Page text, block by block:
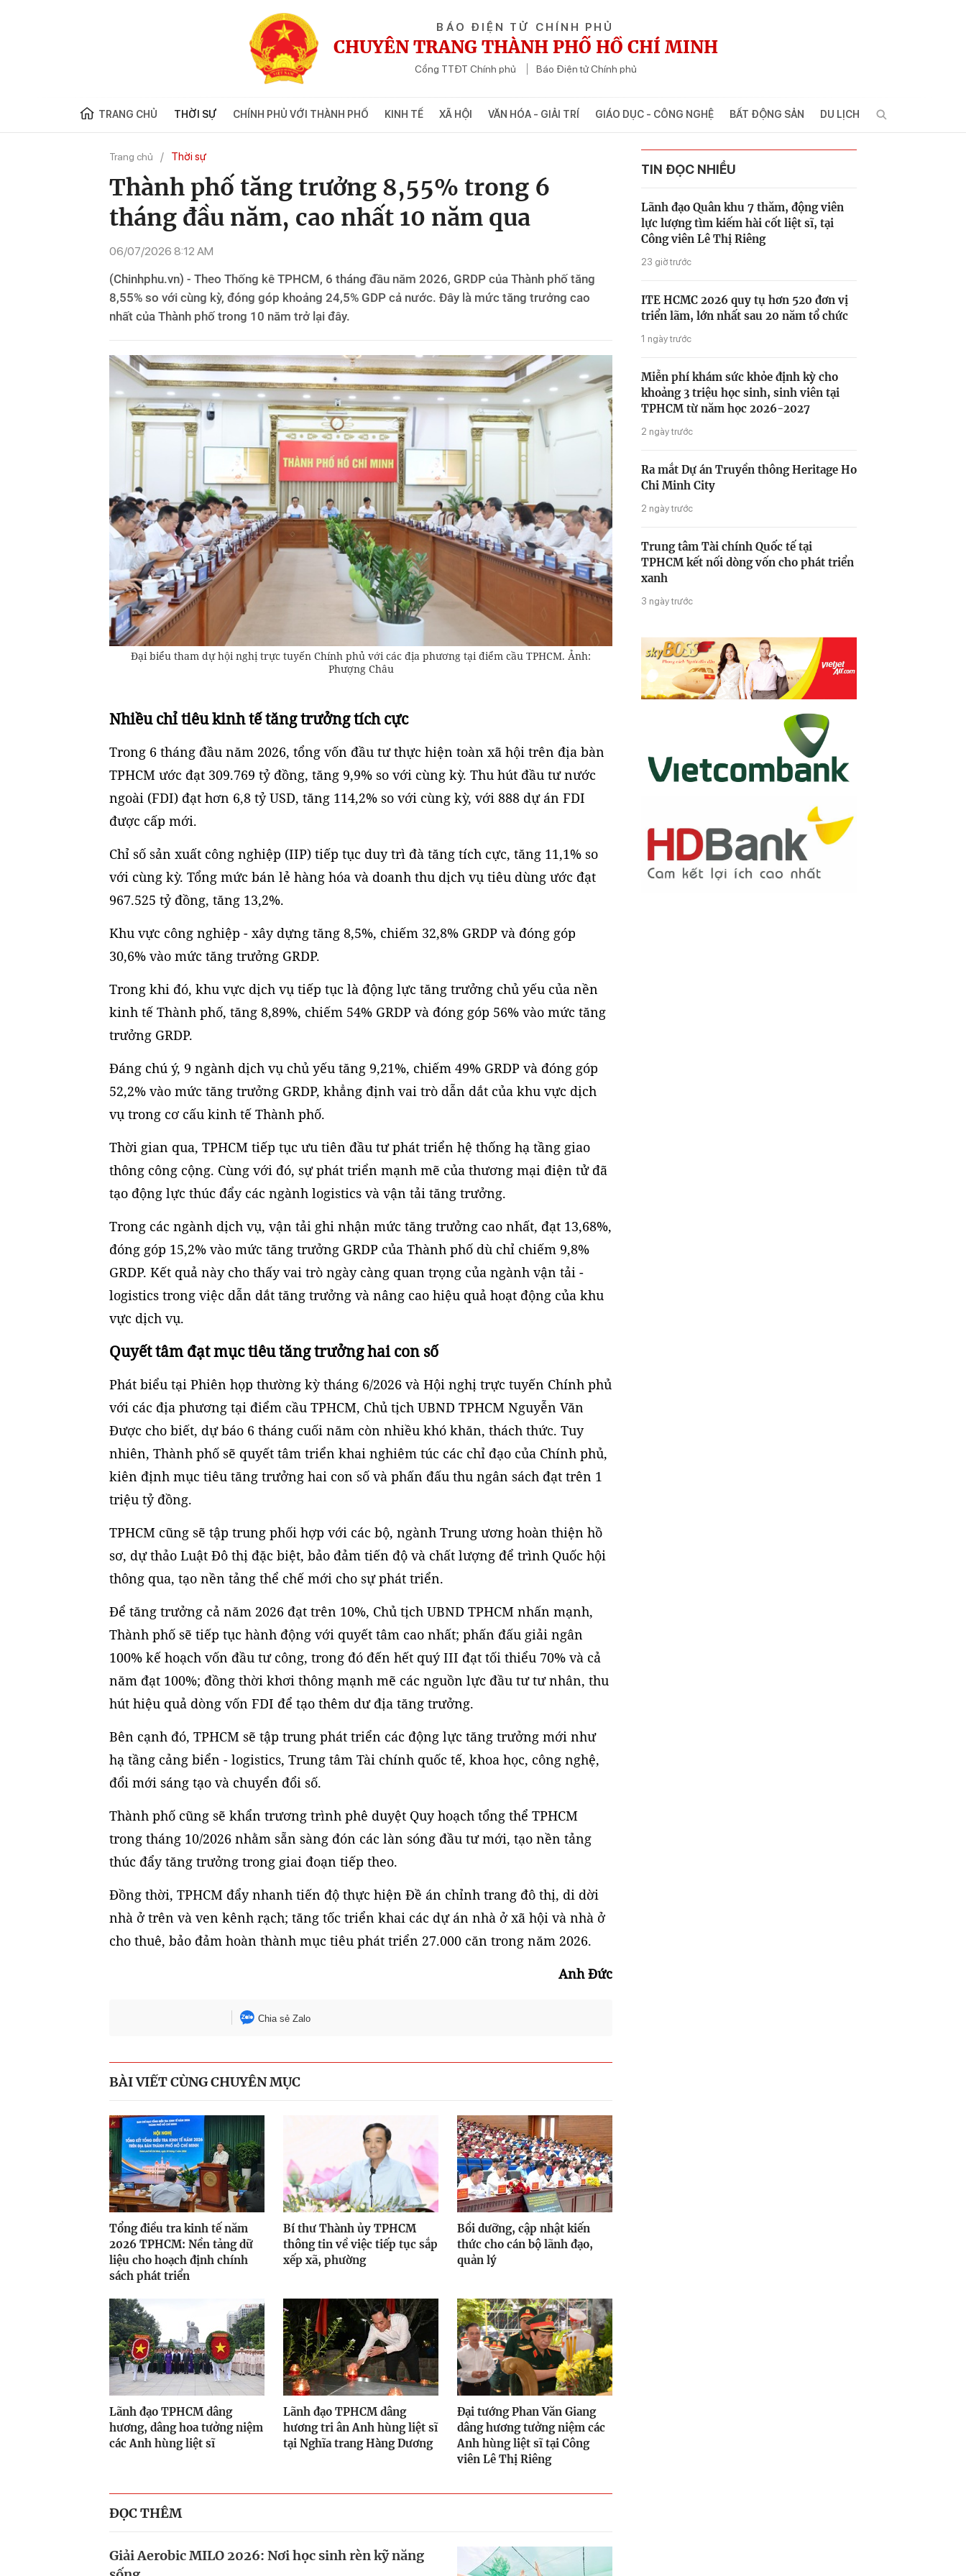
BÁO ĐIỆN TỬ CHÍNH PHỦ
CHUYÊN TRANG THÀNH PHỐ HỒ CHÍ MINH
Cổng TTĐT Chính phủ Báo Điện tử Chính phủ
TRANG CHỦ THỜI SỰ CHÍNH PHỦ VỚI THÀNH PHỐ KINH TẾ XÃ HỘI VĂN HÓA - GIẢI TRÍ GIÁO DỤC - CÔNG NGHỆ BẤT ĐỘNG SẢN DU LỊCH
Trang chủ Thời sự
Thành phố tăng trưởng 8,55% trong 6
tháng đầu năm, cao nhất 10 năm qua
06/07/2026 8:12 AM
(Chinhphu.vn) - Theo Thống kê TPHCM, 6 tháng đầu năm 2026, GRDP của Thành phố tăng
8,55% so với cùng kỳ, đóng góp khoảng 24,5% GDP cả nước. Đây là mức tăng trưởng cao
nhất của Thành phố trong 10 năm trở lại đây.
Đại biểu tham dự hội nghị trực tuyến Chính phủ với các địa phương tại điểm cầu TPHCM. Ảnh:
Phượng Châu
Nhiều chỉ tiêu kinh tế tăng trưởng tích cực
Trong 6 tháng đầu năm 2026, tổng vốn đầu tư thực hiện toàn xã hội trên địa bàn
TPHCM ước đạt 309.769 tỷ đồng, tăng 9,9% so với cùng kỳ. Thu hút đầu tư nước
ngoài (FDI) đạt hơn 6,8 tỷ USD, tăng 114,2% so với cùng kỳ, với 888 dự án FDI
được cấp mới.
Chỉ số sản xuất công nghiệp (IIP) tiếp tục duy trì đà tăng tích cực, tăng 11,1% so
với cùng kỳ. Tổng mức bán lẻ hàng hóa và doanh thu dịch vụ tiêu dùng ước đạt
967.525 tỷ đồng, tăng 13,2%.
Khu vực công nghiệp - xây dựng tăng 8,5%, chiếm 32,8% GRDP và đóng góp
30,6% vào mức tăng trưởng GRDP.
Trong khi đó, khu vực dịch vụ tiếp tục là động lực tăng trưởng chủ yếu của nền
kinh tế Thành phố, tăng 8,89%, chiếm 54% GRDP và đóng góp 56% vào mức tăng
trưởng GRDP.
Đáng chú ý, 9 ngành dịch vụ chủ yếu tăng 9,21%, chiếm 49% GRDP và đóng góp
52,2% vào mức tăng trưởng GRDP, khẳng định vai trò dẫn dắt của khu vực dịch
vụ trong cơ cấu kinh tế Thành phố.
Thời gian qua, TPHCM tiếp tục ưu tiên đầu tư phát triển hệ thống hạ tầng giao
thông công cộng. Cùng với đó, sự phát triển mạnh mẽ của thương mại điện tử đã
tạo động lực thúc đẩy các ngành logistics và vận tải tăng trưởng.
Trong các ngành dịch vụ, vận tải ghi nhận mức tăng trưởng cao nhất, đạt 13,68%,
đóng góp 15,2% vào mức tăng trưởng GRDP của Thành phố dù chỉ chiếm 9,8%
GRDP. Kết quả này cho thấy vai trò ngày càng quan trọng của ngành vận tải -
logistics trong việc dẫn dắt tăng trưởng và nâng cao hiệu quả hoạt động của khu
vực dịch vụ.
Quyết tâm đạt mục tiêu tăng trưởng hai con số
Phát biểu tại Phiên họp thường kỳ tháng 6/2026 và Hội nghị trực tuyến Chính phủ
với các địa phương tại điểm cầu TPHCM, Chủ tịch UBND TPHCM Nguyễn Văn
Được cho biết, dự báo 6 tháng cuối năm còn nhiều khó khăn, thách thức. Tuy
nhiên, Thành phố sẽ quyết tâm triển khai nghiêm túc các chỉ đạo của Chính phủ,
kiên định mục tiêu tăng trưởng hai con số và phấn đấu thu ngân sách đạt trên 1
triệu tỷ đồng.
TPHCM cũng sẽ tập trung phối hợp với các bộ, ngành Trung ương hoàn thiện hồ
sơ, dự thảo Luật Đô thị đặc biệt, bảo đảm tiến độ và chất lượng để trình Quốc hội
thông qua, tạo nền tảng thể chế mới cho sự phát triển.
Để tăng trưởng cả năm 2026 đạt trên 10%, Chủ tịch UBND TPHCM nhấn mạnh,
Thành phố sẽ tiếp tục hành động với quyết tâm cao nhất; phấn đấu giải ngân
100% kế hoạch vốn đầu tư công, trong đó đến hết quý III đạt tối thiểu 70% và cả
năm đạt 100%; đồng thời khơi thông mạnh mẽ các nguồn lực đầu tư tư nhân, thu
hút hiệu quả dòng vốn FDI để tạo thêm dư địa tăng trưởng.
Bên cạnh đó, TPHCM sẽ tập trung phát triển các động lực tăng trưởng mới như
hạ tầng cảng biển - logistics, Trung tâm Tài chính quốc tế, khoa học, công nghệ,
đổi mới sáng tạo và chuyển đổi số.
Thành phố cũng sẽ khẩn trương trình phê duyệt Quy hoạch tổng thể TPHCM
trong tháng 10/2026 nhằm sẵn sàng đón các làn sóng đầu tư mới, tạo nền tảng
thúc đẩy tăng trưởng trong giai đoạn tiếp theo.
Đồng thời, TPHCM đẩy nhanh tiến độ thực hiện Đề án chỉnh trang đô thị, di dời
nhà ở trên và ven kênh rạch; tăng tốc triển khai các dự án nhà ở xã hội và nhà ở
cho thuê, bảo đảm hoàn thành mục tiêu phát triển 27.000 căn trong năm 2026.
Anh Đức
Chia sẻ Zalo
BÀI VIẾT CÙNG CHUYÊN MỤC
Tổng điều tra kinh tế năm
2026 TPHCM: Nền tảng dữ
liệu cho hoạch định chính
sách phát triển
Bí thư Thành ủy TPHCM
thông tin về việc tiếp tục sắp
xếp xã, phường
Bồi dưỡng, cập nhật kiến
thức cho cán bộ lãnh đạo,
quản lý
Lãnh đạo TPHCM dâng
hương, dâng hoa tưởng niệm
các Anh hùng liệt sĩ
Lãnh đạo TPHCM dâng
hương tri ân Anh hùng liệt sĩ
tại Nghĩa trang Hàng Dương
Đại tướng Phan Văn Giang
dâng hương tưởng niệm các
Anh hùng liệt sĩ tại Công
viên Lê Thị Riêng
ĐỌC THÊM
Giải Aerobic MILO 2026: Nơi học sinh rèn kỹ năng
TIN ĐỌC NHIỀU
Lãnh đạo Quân khu 7 thăm, động viên
lực lượng tìm kiếm hài cốt liệt sĩ, tại
Công viên Lê Thị Riêng
23 giờ trước
ITE HCMC 2026 quy tụ hơn 520 đơn vị
triển lãm, lớn nhất sau 20 năm tổ chức
1 ngày trước
Miễn phí khám sức khỏe định kỳ cho
khoảng 3 triệu học sinh, sinh viên tại
TPHCM từ năm học 2026-2027
2 ngày trước
Ra mắt Dự án Truyền thông Heritage Ho
Chi Minh City
2 ngày trước
Trung tâm Tài chính Quốc tế tại
TPHCM kết nối dòng vốn cho phát triển
xanh
3 ngày trước